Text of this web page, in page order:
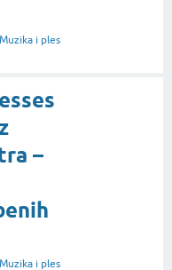
Muzika i ples
–
Muzika i ples